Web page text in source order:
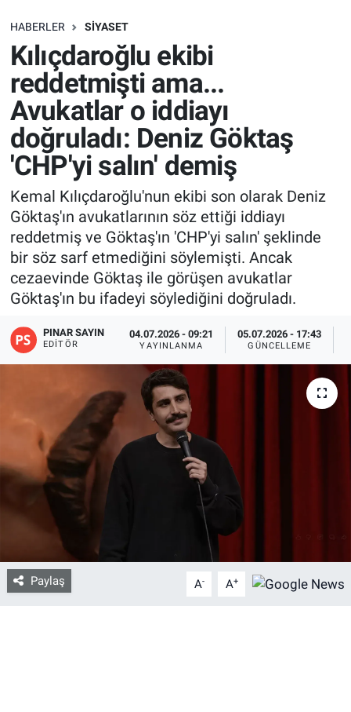
HABERLER SIYASET
Kılıçdaroğlu ekibi
reddetmişti ama...
Avukatlar o iddiayı
doğruladı: Deniz Göktaş
'CHP'yi salın' demiş
Kemal Kılıçdaroğlu'nun ekibi son olarak Deniz
Göktaş'ın avukatlarının söz ettiği iddiayı
reddetmiş ve Göktaş'ın 'CHP'yi salın' şeklinde
bir söz sarf etmediğini söylemişti. Ancak
cezaevinde Göktaş ile görüşen avukatlar
Göktaş'ın bu ifadeyi söylediğini doğruladı.
PINAR SAYIN
EDITÖR
04.07.2026 - 09:21
YAYINLANMA
05.07.2026 - 17:43
GÜNCELLEME
Paylaş A- A+
SAĞLIK
EKONOMİ
EĞİTİM
ÖZEL HABER
Keşfet
ASTROLOJİ
MANŞET
RESMİ İLANLAR
İLAN
Bize ulaşın
İletişim/Künye
Yaşam
Gözden Kaçmasın
İletişim (Künye)